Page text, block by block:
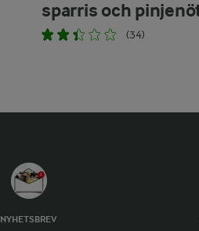
sparris och
(34)
NYHETSBREV